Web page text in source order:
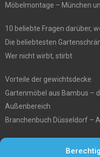
Möbelmontage – München
10 beliebte Fragen darüber,
Die beliebtesten
Wer nicht wirbt, stirbt
Vorteile der gewichtsdecke
Gartenmöbel aus Bambus –
Außenbereich
Branchenbuch Düsseldorf –